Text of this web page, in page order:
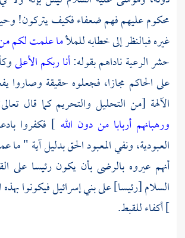
محكوم عليهم فهم ضعفاء فكيف يتركون!
غيره فبالنظر إلى خطابه للملأما علمت لكم
حشر الرعية ناداهم بقوله:أنا ربكم الأعلى
على الحاكم مجازا، فجعلوه حقيقة وصاروا
الآلهة [من التحليل والتحريم كما قال
ورهبانهم أربابا من دون الله ] فكفروا
العبودية، ونفي المعبود الحق بدليل آية "
أنهم عيروه بالرضى بأن يكون رئيسا على
السلام [رئيسا] على بني إسرائيل فيكونوا بهذه
]أكفاء للقبط.